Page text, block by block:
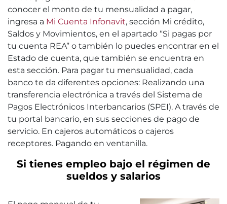
conocer el monto de tu mensualidad a pagar,
ingresa a Mi Cuenta Infonavit, sección Mi crédito,
Saldos y Movimientos, en el apartado “Si pagas por
tu cuenta REA” o también lo puedes encontrar en el
Estado de cuenta, que también se encuentra en
esta sección. Para pagar tu mensualidad, cada
banco te da diferentes opciones: Realizando una
transferencia electrónica a través del Sistema de
Pagos Electrónicos Interbancarios (SPEI). A través de
tu portal bancario, en sus secciones de pago de
servicio. En cajeros automáticos o cajeros
receptores. Pagando en ventanilla.
Si tienes empleo bajo el régimen de
sueldos y salarios